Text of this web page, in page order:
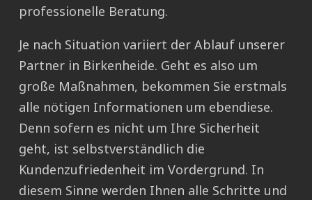
professionelle Beratung.
Je nach Situation variiert der Ablauf unserer
Partner in Birkenheide. Geht es also um
große Maßnahmen, bekommen Sie erstmals
alle nötigen Informationen um ebendiese.
Denn sofern es nicht um Ihre Sicherheit
geht, ist selbstverständlich die
Kundenzufriedenheit im Vordergrund. In
diesem Sinne werden Ihnen alle Schritte und